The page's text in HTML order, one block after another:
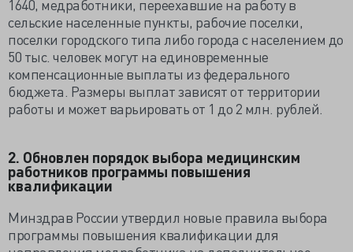
1640, медработники, переехавшие на работу в
сельские населенные пункты, рабочие поселки,
поселки городского типа либо города с населением до
50 тыс. человек могут на единовременные
компенсационные выплаты из федерального
бюджета. Размеры выплат зависят от территории
работы и может варьировать от 1 до 2 млн. рублей.
2. Обновлен порядок выбора медицинским
работников программы повышения
квалификации
Минздрав России утвердил новые правила выбора
программы повышения квалификации для